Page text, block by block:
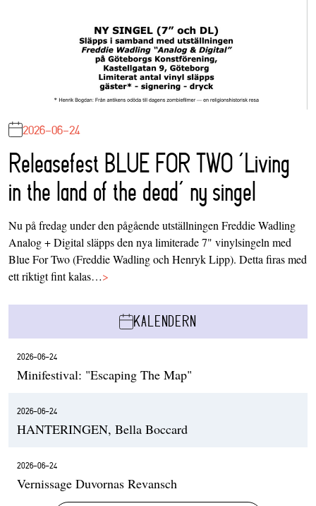
2026-06-24
Releasefest BLUE FOR TWO ‘Living
in the land of the dead’ ny singel
Nu på fredag under den pågående utställningen Freddie Wadling
Analog + Digital släpps den nya limiterade 7" vinylsingeln med
Blue For Two (Freddie Wadling och Henryk Lipp). Detta firas med
ett riktigt fint kalas…>
KALENDERN
2026-06-24
Minifestival: "Escaping The Map"
2026-06-24
HANTERINGEN, Bella Boccard
2026-06-24
Vernissage Duvornas Revansch